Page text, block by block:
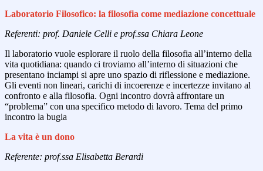
Laboratorio Filosofico: la filosofia come mediazione concettuale
Referenti: prof. Daniele Celli e prof.ssa Chiara Leone
Il laboratorio vuole esplorare il ruolo della filosofia all’interno della
vita quotidiana: quando ci troviamo all’interno di situazioni che
presentano inciampi si apre uno spazio di riflessione e mediazione.
Gli eventi non lineari, carichi di incoerenze e incertezze invitano al
confronto e alla filosofia. Ogni incontro dovrà affrontare un
“problema” con una specifico metodo di lavoro. Tema del primo
incontro la bugia
La vita è un dono
Referente: prof.ssa Elisabetta Berardi